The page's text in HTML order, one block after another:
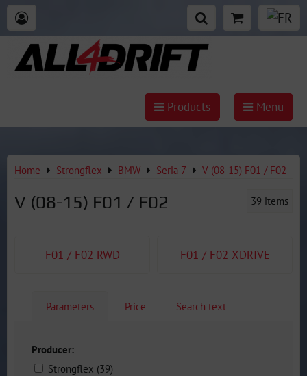
Products Menu
Home Strongflex BMW Seria 7 V (08-15) F01 / F02
V (08-15) F01 / F02 39 items
F01 / F02 RWD F01 / F02 XDRIVE
Parameters Price Search text
Producer:
Strongflex (39)